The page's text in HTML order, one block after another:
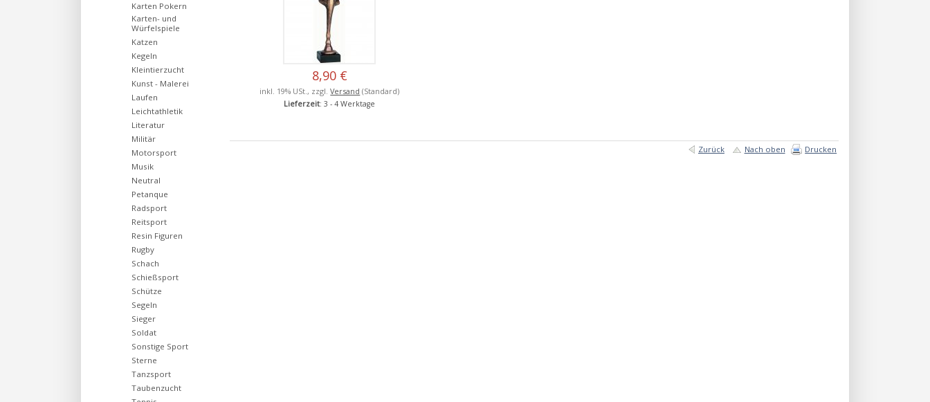
8,90 €
inkl. 19% USt., zzgl.Versand (Standard)
Lieferzeit: 3 - 4 Werktage
Zurück Nach oben Drucken
Karten Pokern
Karten- und
Würfelspiele
Katzen
Kegeln
Kleintierzucht
Kunst - Malerei
Laufen
Leichtathletik
Literatur
Militär
Motorsport
Musik
Neutral
Petanque
Radsport
Reitsport
Resin Figuren
Rugby
Schach
Schießsport
Schütze
Segeln
Sieger
Soldat
Sonstige Sport
Sterne
Tanzsport
Taubenzucht